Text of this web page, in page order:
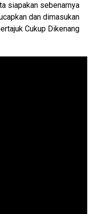
siapakan sebenarnya
dan dimasukan
Cukup Dikenang